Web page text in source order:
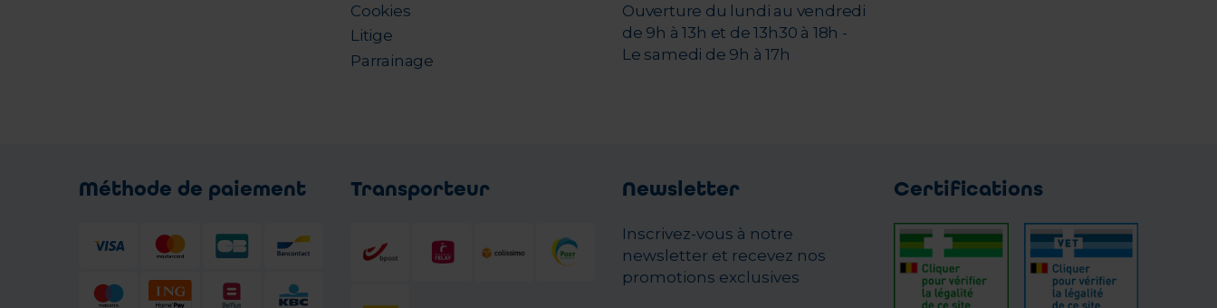
Cookies
Litige
Parrainage
Ouverture du lundi au vendredi
de 9h à 13h et de 13h30 à 18h -
Le samedi de 9h à 17h
Méthode de paiement Transporteur Newsletter
Inscrivez-vous à notre
newsletter et recevez nos
promotions exclusives
Certifications